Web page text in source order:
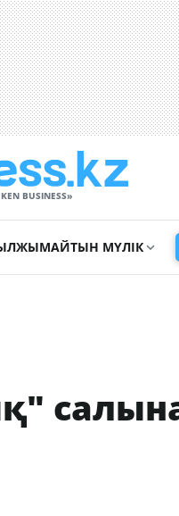
BUSINESS»
МҮЛІК